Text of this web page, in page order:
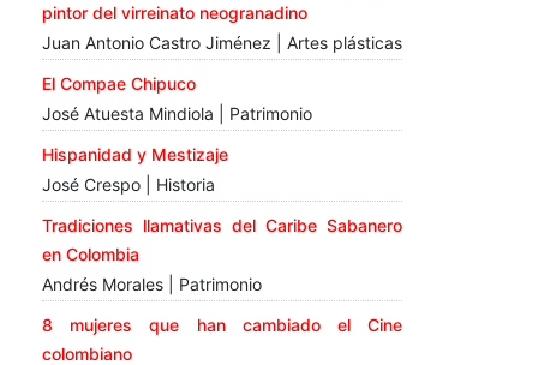
pintor del virreinato neogranadino
Juan Antonio Castro Jiménez | Artes plásticas
El Compae Chipuco
José Atuesta Mindiola | Patrimonio
Hispanidad y Mestizaje
José Crespo | Historia
Tradiciones llamativas del Caribe Sabanero
en Colombia
Andrés Morales | Patrimonio
8 mujeres que han cambiado el Cine
colombiano